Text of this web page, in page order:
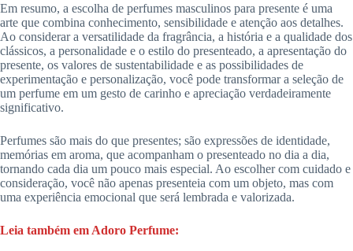
Em resumo, a escolha de perfumes masculinos para presente é uma
arte que combina conhecimento, sensibilidade e atenção aos detalhes.
Ao considerar a versatilidade da fragrância, a história e a qualidade dos
clássicos, a personalidade e o estilo do presenteado, a apresentação do
presente, os valores de sustentabilidade e as possibilidades de
experimentação e personalização, você pode transformar a seleção de
um perfume em um gesto de carinho e apreciação verdadeiramente
significativo.
Perfumes são mais do que presentes; são expressões de identidade,
memórias em aroma, que acompanham o presenteado no dia a dia,
tornando cada dia um pouco mais especial. Ao escolher com cuidado e
consideração, você não apenas presenteia com um objeto, mas com
uma experiência emocional que será lembrada e valorizada.
Leia também em Adoro Perfume: